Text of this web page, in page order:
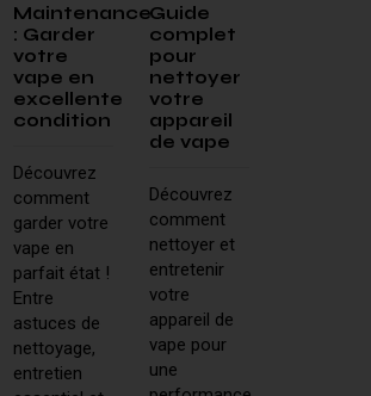
Maintenance
: Garder
votre
vape en
excellente
condition
Découvrez
comment
garder votre
vape en
parfait état !
Entre
astuces de
nettoyage,
entretien
Guide
complet
pour
nettoyer
votre
appareil
de vape
Découvrez
comment
nettoyer et
entretenir
votre
appareil de
vape pour
une